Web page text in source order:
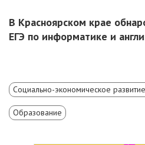
В Красноярском крае
ЕГЭ по информатике и
Социально-экономическое
Образование